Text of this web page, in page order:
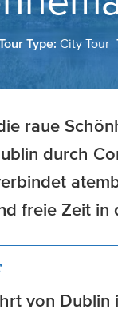
Type:City Tour
raue
durch
freie Zeit in
von